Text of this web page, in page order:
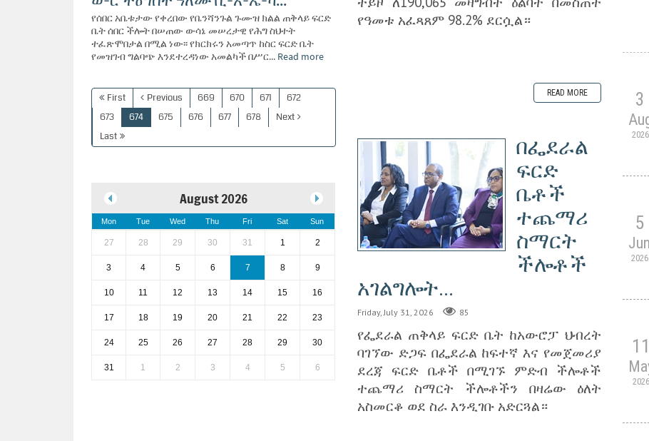
የሰበር አቤቱታው የቀረበው የቤንሻንጉል ጉሙዝ ክልል ጠቅላይ ፍርድ
ቤት ሰበር ችሎት በሠጠው ውሳኔ መሠረታዊ የሕግ ስህተት
ተፈጽሞበታል በሚል ነው፡፡ የክርክሩን አመጣጥ ከስር ፍርድ ቤት
የመዝገብ ግልባጭ እንደተረዳነው አመልካች በሥር... Read more
First Previous 669 670 671
672
673
674 675 676 677 678
Next
Last
August 2026
Mon Tue Wed Thu Fri Sat Sun
27 28 29 30 31 1 2
3 4 5 6 7 8 9
10 11 12 13 14 15 16
17 18 19 20 21 22 23
24 25 26 27 28 29 30
31 1 2 3 4 5 6
የዓመቱ አፈጻጸም 98.2% ደርሷል።
READ MORE
በፌደራል
ፍርድ
ቤቶች
ተጨማሪ
ስማርት
ችሎቶች
አገልግሎት...
Friday, July 31, 2026 85
የፌደራል ጠቅላይ ፍርድ ቤት ከአውሮፓ ህብረት
ባገኘው ድጋፍ በፌደራል ከፍተኛ እና የመጀመሪያ
ደረጃ ፍርድ ቤቶች በሚገኙ ምድብ ችሎቶች
ተጨማሪ ስማርት ችሎቶችን በዛሬው ዕለት
አስመርቆ ወደ ስራ እንዲገቡ አድርጓል።
3
2026
5
Jun
2026
11
2026